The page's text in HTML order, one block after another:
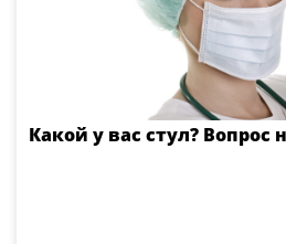
Какой у вас стул? Вопрос